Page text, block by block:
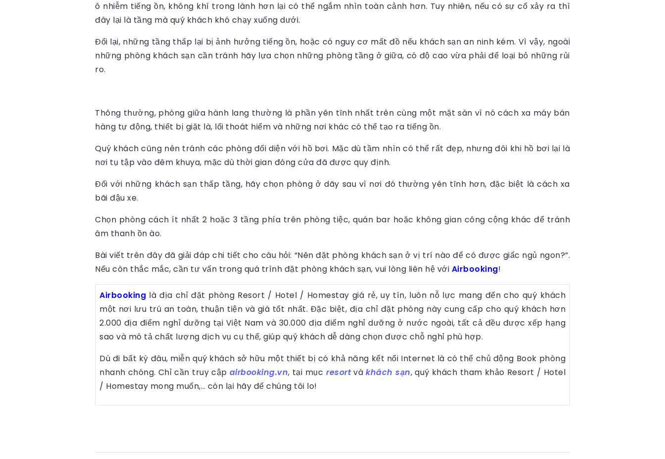
ô nhiễm tiếng ồn, không khí trong lành hơn lại có thể ngắm nhìn toàn cảnh hơn. Tuy nhiên, nếu có sự cố xảy ra thì
đây lại là tầng mà quý khách khó chạy xuống dưới.
Đổi lại, những tầng thấp lại bị ảnh hưởng tiếng ồn, hoặc có nguy cơ mất đồ nếu khách sạn an ninh kém. Vì vậy, ngoài
những phòng khách sạn cần tránh hãy lựa chọn những phòng tầng ở giữa, có độ cao vừa phải để loại bỏ những rủi
ro.
Thông thường, phòng giữa hành lang thường là phần yên tĩnh nhất trên cùng một mặt sàn vì nó cách xa máy bán
hàng tự động, thiết bị giặt là, lối thoát hiểm và những nơi khác có thể tạo ra tiếng ồn.
Quý khách cũng nên tránh các phòng đối diện với hồ bơi. Mặc dù tầm nhìn có thể rất đẹp, nhưng đôi khi hồ bơi lại là
nơi tụ tập vào đêm khuya, mặc dù thời gian đóng cửa đã được quy định.
Đối với những khách sạn thấp tầng, hãy chọn phòng ở dãy sau vì nơi đó thường yên tĩnh hơn, đặc biệt là cách xa
bãi đậu xe.
Chọn phòng cách ít nhất 2 hoặc 3 tầng phía trên phòng tiệc, quán bar hoặc không gian công cộng khác để tránh
âm thanh ồn ào.
Bài viết trên đây đã giải đáp chi tiết cho câu hỏi: “Nên đặt phòng khách sạn ở vị trí nào để có được giấc ngủ ngon?”.
Nếu còn thắc mắc, cần tư vấn trong quá trình đặt phòng khách sạn, vui lòng liên hệ với Airbooking!
Airbooking là địa chỉ đặt phòng Resort / Hotel / Homestay giá rẻ, uy tín, luôn nỗ lực mang đến cho quý khách
một nơi lưu trú an toàn, thuận tiện và giá tốt nhất. Đặc biệt, địa chỉ đặt phòng này cung cấp cho quý khách hơn
2.000 địa điểm nghỉ dưỡng tại Việt Nam và 30.000 địa điểm nghỉ dưỡng ở nước ngoài, tất cả đều được xếp hạng
sao và mô tả chất lượng dịch vụ cụ thể, giúp quý khách dễ dàng chọn được chỗ nghỉ phù hợp.
Dù đi bất kỳ đâu, miễn quý khách sở hữu một thiết bị có khả năng kết nối Internet là có thể chủ động Book phòng
nhanh chóng. Chỉ cần truy cập airbooking.vn, tại mục resortvàkhách sạn, quý khách tham khảo Resort / Hotel
/ Homestay mong muốn,… còn lại hãy để chúng tôi lo!